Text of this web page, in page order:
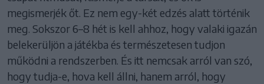
megismerjék őt. Ez nem egy-két edzés alatt történik
meg. Sokszor 6–8 hét is kell ahhoz, hogy valaki igazán
belekerüljön a játékba és természetesen tudjon
működni a rendszerben. És itt nemcsak arról van szó,
hogy tudja-e, hova kell állni, hanem arról, hogy